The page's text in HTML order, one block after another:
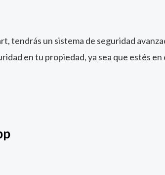
tendrás un sistema de seguridad
en tu propiedad, ya sea que estés en